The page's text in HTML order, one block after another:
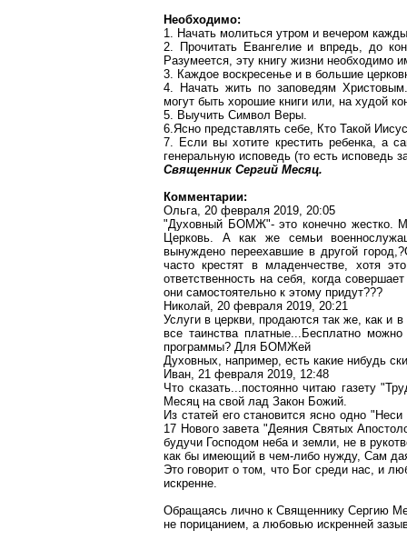
Необходимо:
1. Начать молиться утром и вечером
2. Прочитать Евангелие и впредь, до
Разумеется, эту книгу жизни необходимо
3. Каждое воскресенье и в большие
4. Начать жить по заповедям
могут быть хорошие книги или, на худой
5. Выучить Символ Веры.
6.Ясно представлять себе, Кто Такой
7. Если вы хотите крестить ребенка, а
генеральную исповедь (то есть исповедь
Священник Сергий Месяц.
Комментарии:
Ольга, 20 февраля 2019, 20:05
"Духовный БОМЖ"- это конечно жестко.
Церковь. А как же семьи
вынуждено переехавшие в другой город,?
часто крестят в младенчестве, хотя
ответственность на себя, когда
они самостоятельно к этому придут???
Николай, 20 февраля 2019, 20:21
Услуги в церкви, продаются так же, как и
все таинства платные...Бесплатно
программы? Для БОМЖей
Духовных, например, есть какие нибудь
Иван, 21 февраля 2019, 12:48
Что сказать...постоянно читаю газету
Месяц на свой лад Закон Божий.
Из статей его становится ясно одно
17 Нового завета "Деяния Святых
будучи Господом неба и земли, не в
как бы имеющий в чем-либо нужду, Сам
Это говорит о том, что Бог среди нас, и
искренне.
Обращаясь лично к Священнику Сергию
не порицанием, а любовью искренней